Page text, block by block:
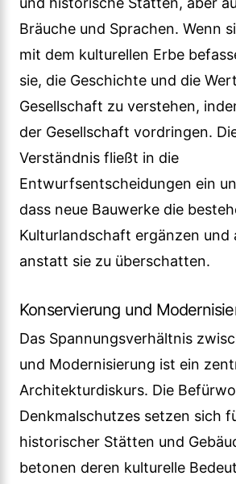
Bräuche und Sprachen. Wenn
mit dem kulturellen Erbe
sie, die Geschichte und die
Gesellschaft zu verstehen,
der Gesellschaft vordringen.
Verständnis fließt in die
Entwurfsentscheidungen ein
dass neue Bauwerke die
Kulturlandschaft ergänzen und
anstatt sie zu überschatten.
Konservierung und
Das Spannungsverhältnis
und Modernisierung ist ein
Architekturdiskurs. Die
Denkmalschutzes setzen sich
historischer Stätten und
betonen deren kulturelle